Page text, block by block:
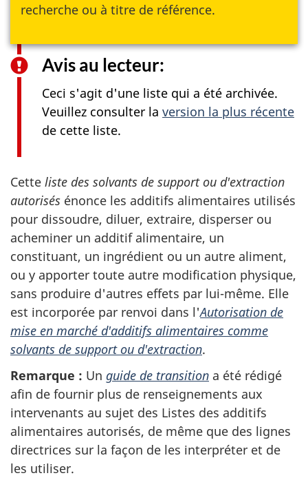
recherche ou à titre de référence.
Avis au lecteur:
Ceci s'agit d'une liste qui a été archivée.
Veuillez consulter la version la plus récente
de cette liste.
Cette liste des solvants de support ou d'extraction
autorisés énonce les additifs alimentaires utilisés
pour dissoudre, diluer, extraire, disperser ou
acheminer un additif alimentaire, un
constituant, un ingrédient ou un autre aliment,
ou y apporter toute autre modification physique,
sans produire d'autres effets par lui-même. Elle
est incorporée par renvoi dans l'Autorisation de
mise en marché d'additifs alimentaires comme
solvants de support ou d'extraction.
Remarque : Un guide de transition a été rédigé
afin de fournir plus de renseignements aux
intervenants au sujet des Listes des additifs
alimentaires autorisés, de même que des lignes
directrices sur la façon de les interpréter et de
les utiliser.